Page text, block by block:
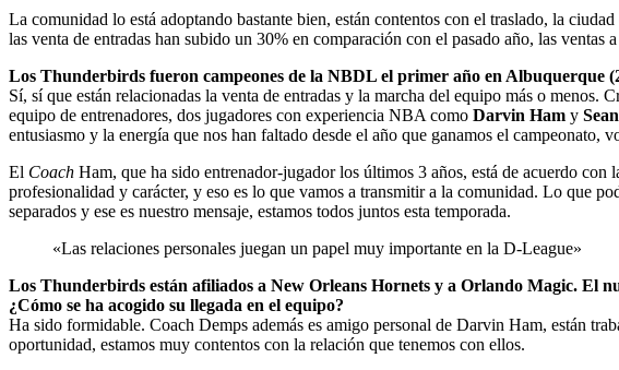
La comunidad lo está adoptando bastante bien, están contentos con el traslado, la
las venta de entradas han subido un 30% en comparación con el pasado año, las
Los Thunderbirds fueron campeones de la NBDL el primer año en Albuquerque
Sí, sí que están relacionadas la venta de entradas y la marcha del equipo más o
equipo de entrenadores, dos jugadores con experiencia NBA como Darvin Ham y
entusiasmo y la energía que nos han faltado desde el año que ganamos el campeonato,
El Coach Ham, que ha sido entrenador-jugador los últimos 3 años, está de acuerdo
profesionalidad y carácter, y eso es lo que vamos a transmitir a la comunidad. Lo que
separados y ese es nuestro mensaje, estamos todos juntos esta temporada.
«Las relaciones personales juegan un papel muy importante en la D-League»
Los Thunderbirds están afiliados a New Orleans Hornets y a Orlando Magic. El
¿Cómo se ha acogido su llegada en el equipo?
Ha sido formidable. Coach Demps además es amigo personal de Darvin Ham, están
oportunidad, estamos muy contentos con la relación que tenemos con ellos.